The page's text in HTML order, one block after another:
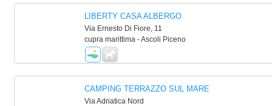
LIBERTY CASA ALBERGO
Via Ernesto Di Fiore, 11
cupra marittima - Ascoli Piceno
CAMPING TERRAZZO SUL MARE
Via Adriatica Nord